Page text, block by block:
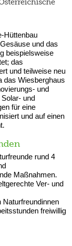
Hüttenbau
und das
beispielsweise
das
und teilweise neu
das Wiesberghaus
und
und
für eine
und auf einen
rund 4
Maßnahmen.
Ver- und
Naturfreundinnen
freiwillig